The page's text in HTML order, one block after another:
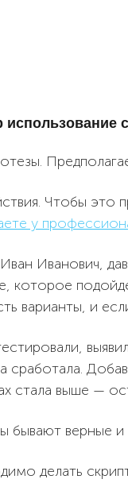
использование
Чтобы это
у
Иванович,
которое
варианты, и
сработала.
стала выше —
бывают верные и
делать